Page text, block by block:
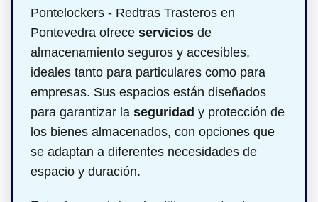
Pontelockers - Redtras Trasteros en
Pontevedra ofrece servicios de
almacenamiento seguros y accesibles,
ideales tanto para particulares como para
empresas. Sus espacios están diseñados
para garantizar la seguridad y protección de
los bienes almacenados, con opciones que
se adaptan a diferentes necesidades de
espacio y duración.